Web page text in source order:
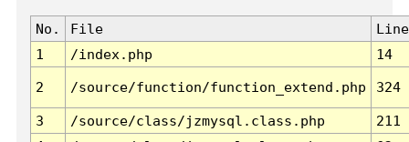
No. File
Line
1
/index.php 14
2 /source/function/function_extend.php 324
3 /source/class/jzmysql.class.php
211